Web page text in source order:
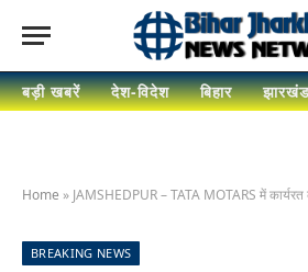
बड़ी खबरें देश-विदेश बिहार
Home » JAMSHEDPUR – TATA MOTARS में कार्यरत काम
BREAKING NEWS